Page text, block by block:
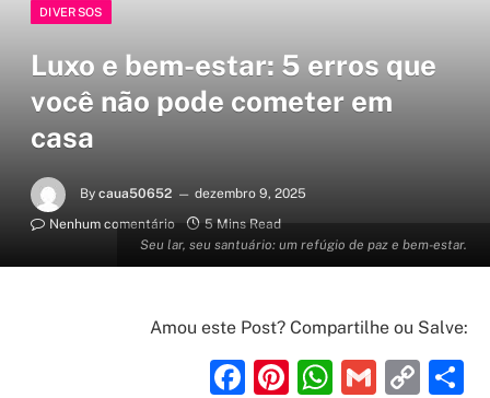
Seu lar, seu santuário: um refúgio de paz e bem-estar.
DIVERSOS
Luxo e bem-estar: 5 erros que
você não pode cometer em
casa
By caua50652
dezembro 9, 2025
Nenhum comentário
5 Mins Read
Amou este Post? Compartilhe ou Salve:
Facebook
Pinterest
Gmail